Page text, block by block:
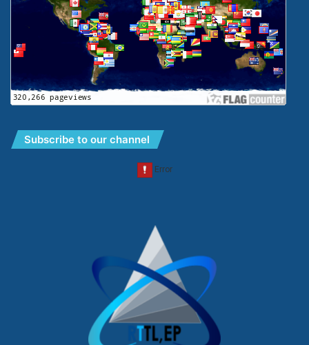
Subscribe to our channel